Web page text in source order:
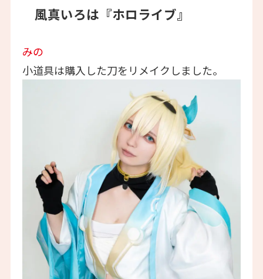
風真いろは『ホロライブ』
みの
小道具は購入した刀をリメイクしました。